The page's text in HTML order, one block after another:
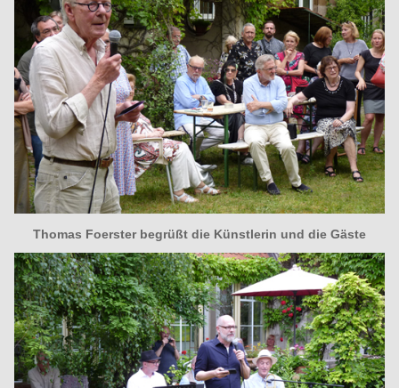
Thomas Foerster begrüßt die Künstlerin und die Gäste